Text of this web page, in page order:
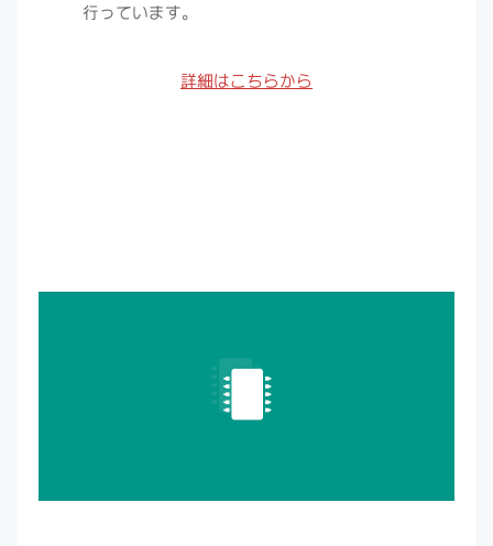
行っています。
詳細はこちらから